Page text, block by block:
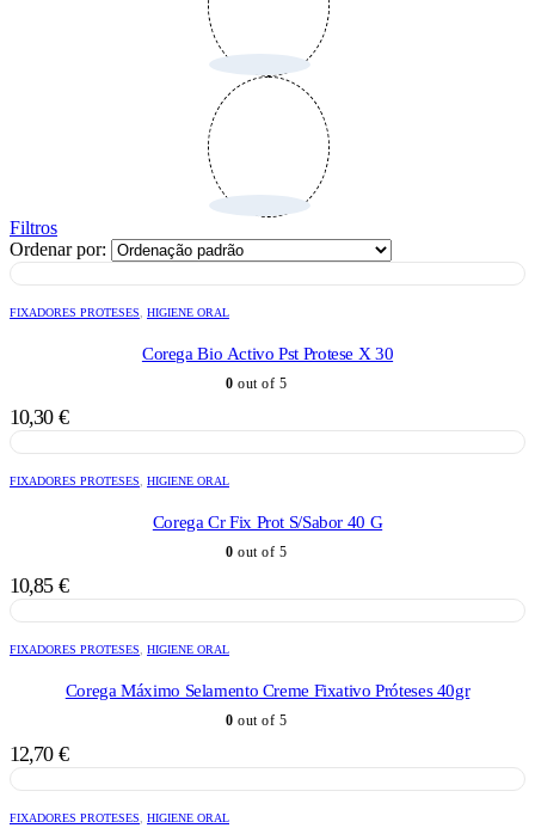
Filtros
Ordenar por:
FIXADORES PROTESES HIGIENE ORAL
Corega Bio Activo Pst Protese X 30
0 out of 5
10,30 €
FIXADORES PROTESES HIGIENE ORAL
Corega Cr Fix Prot S/Sabor 40 G
0 out of 5
10,85 €
FIXADORES PROTESES HIGIENE ORAL
Corega Máximo Selamento Creme Fixativo Próteses 40gr
0 out of 5
12,70 €
FIXADORES PROTESES HIGIENE ORAL